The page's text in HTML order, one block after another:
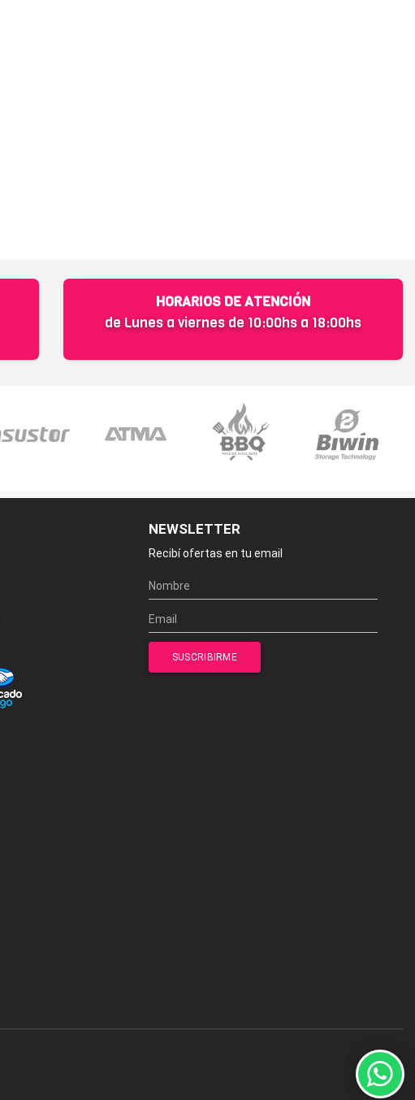
HORARIOS DE ATENCIÓN
de Lunes a viernes de 10:00hs a 18:00hs
NEWSLETTER
Recibí ofertas en tu email